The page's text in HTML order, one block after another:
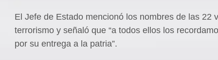
El Jefe de Estado mencionó los nombres de las 22
terrorismo y señaló que “a todos ellos los
por su entrega a la patria”.